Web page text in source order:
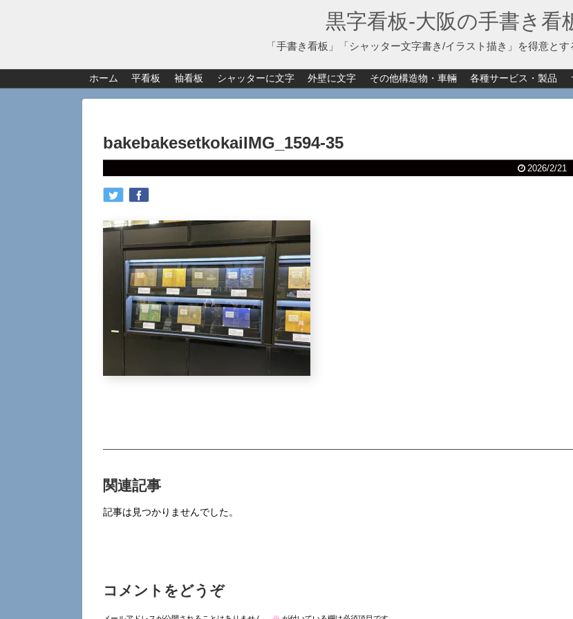
黒字看板‐大阪の手書き看
「手書き看板」「シャッター文字書き/イラスト描き」を得意と
ホーム 平看板 袖看板 シャッターに文字 外壁に文字 その他構造物・車輛 各種サービス・製品
bakebakesetkokaiIMG_1594-35
2026/2/21
関連記事
記事は見つかりませんでした。
コメントをどうぞ